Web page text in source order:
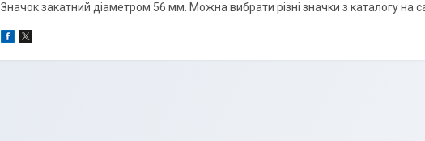
Значок закатний діаметром 56 мм. Можна вибрати різні значки з каталогу на